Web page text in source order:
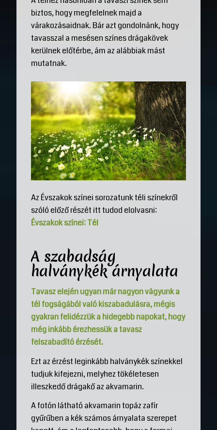
biztos, hogy megfelelnek majd a
várakozásaidnak. Bár azt gondolnánk, hogy
tavasszal a mesésen színes drágakövek
kerülnek előtérbe, ám az alábbiak mást
mutatnak.
Az Évszakok színei sorozatunk téli színekről
szóló előző részét itt tudod elolvasni:
Évszakok színei: Tél
A szabadság
halványkék árnyalata
Tavasz elején ugyan már nagyon vágyunk a
tél fogságából való kiszabadulásra, mégis
gyakran felidézzük a hidegebb napokat, hogy
még inkább érezhessük a tavasz
felszabadító érzését.
Ezt az érzést leginkább halványkék színekkel
tudjuk kifejezni, melyhez tökéletesen
illeszkedő drágakő az akvamarin.
A fotón látható akvamarin topáz zafír
gyűrűben a kék számos árnyalata szerepet